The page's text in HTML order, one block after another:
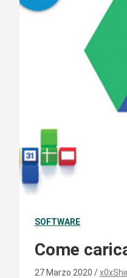
SOFTWARE
Come
27 Marzo 2020